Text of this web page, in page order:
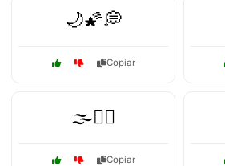
🌙🌠💭
Copiar
🌫️🏴‍☠️
Copiar